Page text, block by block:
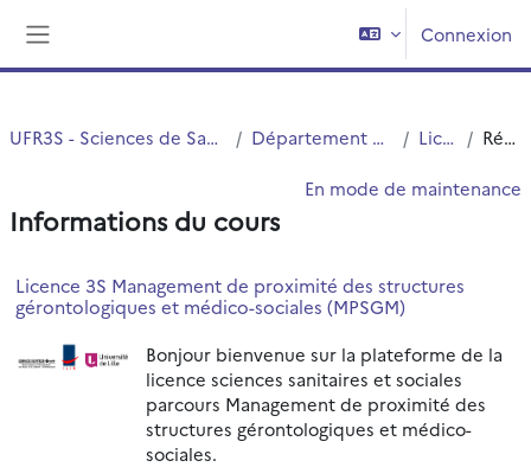
Connexion
UFR3S - Sciences de Santé et du Sport Département UFR3S - ILIS Licence Résumé
En mode de maintenance
Informations du cours
Licence 3S Management de proximité des structures
gérontologiques et médico-sociales (MPSGM)
Bonjour bienvenue sur la plateforme de la
licence sciences sanitaires et sociales
parcours Management de proximité des
structures gérontologiques et médico-
sociales.